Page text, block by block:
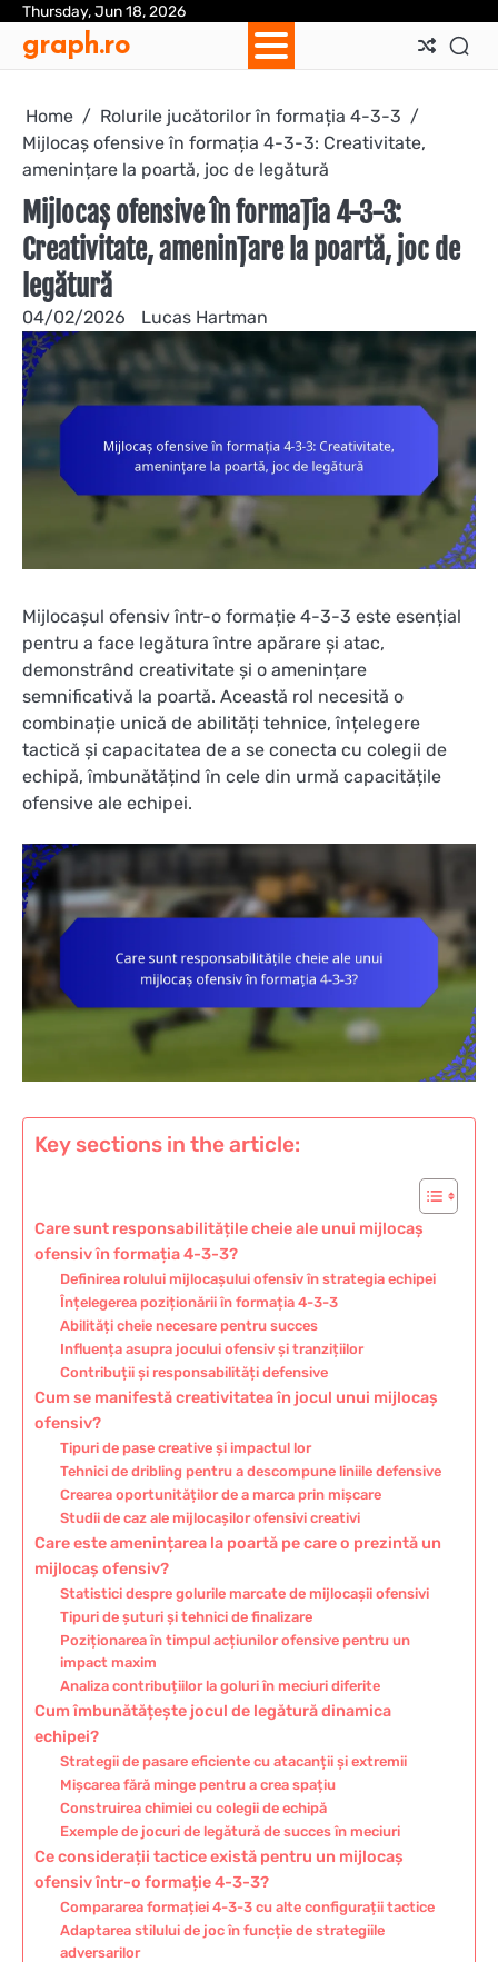
Skip
content
Thursday, Jun 18, 2026
graph.ro
Home
Rolurile jucătorilor în formația 4-3-3
Mijlocaș ofensive în formația 4-3-3: Creativitate,
amenințare la poartă, joc de legătură
Mijlocaș ofensive în formația 4-3-3:
Creativitate, amenințare la poartă, joc de
legătură
04/02/2026 Lucas Hartman
Mijlocașul ofensiv într-o formație 4-3-3 este esențial
pentru a face legătura între apărare și atac,
demonstrând creativitate și o amenințare
semnificativă la poartă. Această rol necesită o
combinație unică de abilități tehnice, înțelegere
tactică și capacitatea de a se conecta cu colegii de
echipă, îmbunătățind în cele din urmă capacitățile
ofensive ale echipei.
Key sections in the article:
Care sunt responsabilitățile cheie ale unui mijlocaș
ofensiv în formația 4-3-3?
Definirea rolului mijlocașului ofensiv în strategia echipei
Înțelegerea poziționării în formația 4-3-3
Abilități cheie necesare pentru succes
Influența asupra jocului ofensiv și tranzițiilor
Contribuții și responsabilități defensive
Cum se manifestă creativitatea în jocul unui mijlocaș
ofensiv?
Tipuri de pase creative și impactul lor
Tehnici de dribling pentru a descompune liniile defensive
Crearea oportunităților de a marca prin mișcare
Studii de caz ale mijlocașilor ofensivi creativi
Care este amenințarea la poartă pe care o prezintă un
mijlocaș ofensiv?
Statistici despre golurile marcate de mijlocașii ofensivi
Tipuri de șuturi și tehnici de finalizare
Poziționarea în timpul acțiunilor ofensive pentru un
impact maxim
Analiza contribuțiilor la goluri în meciuri diferite
Cum îmbunătățește jocul de legătură dinamica
echipei?
Strategii de pasare eficiente cu atacanții și extremii
Mișcarea fără minge pentru a crea spațiu
Construirea chimiei cu colegii de echipă
Exemple de jocuri de legătură de succes în meciuri
Ce considerații tactice există pentru un mijlocaș
ofensiv într-o formație 4-3-3?
Compararea formației 4-3-3 cu alte configurații tactice
Adaptarea stilului de joc în funcție de strategiile
adversarilor